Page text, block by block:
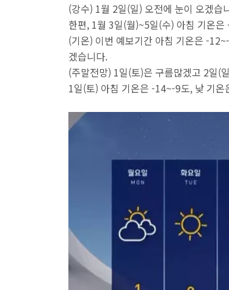
(강수) 1월 2일(일) 오전에 눈이 오겠습
한편, 1월 3일(월)~5일(수) 아침 기온
(기온) 이번 예보기간 아침 기온은 -
겠습니다.
(주말전망) 1일(토)은 구름많겠고 2일(
1일(토) 아침 기온은 -14~-9도, 낮 기